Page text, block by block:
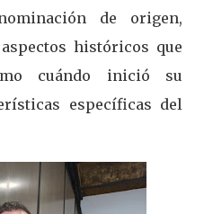
de origen,
históricos que
cuándo inició su
específicas del